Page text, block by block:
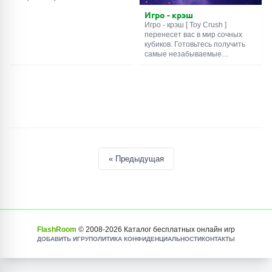
Игро - крэш
Игро - крэш [ Toy Crush ]
перенесет вас в мир сочных
кубиков. Готовьтесь получить
самые незабываемые
трудными уровнями. Удачи!
« Предыдущая
FlashRoom © 2008-2026 Каталог бесплатных онлайн игр
ДОБАВИТЬ ИГРУПОЛИТИКА КОНФИДЕНЦИАЛЬНОСТИКОНТАКТЫ